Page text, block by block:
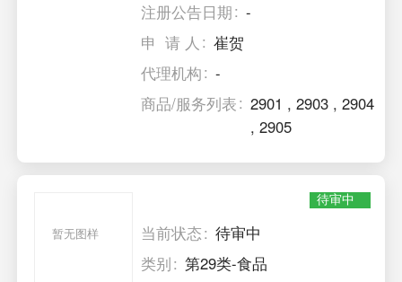
注册公告日期
-
申 请 人
崔贺
代理机构
-
商品/服务列表
2901 ,2903 ,2904
,2905
暂无图样
待审中
当前状态
待审中
类别
第29类-食品